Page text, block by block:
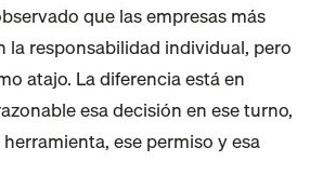
que las empresas más
la responsabilidad individual, pero
atajo. La diferencia está en
esa decisión en ese turno,
ese permiso y esa